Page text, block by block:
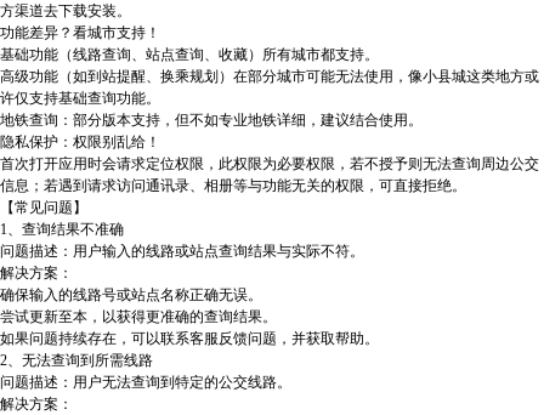
方渠道去下载安装。
功能差异？看城市支持！
基础功能（线路查询、站点查询、收藏）所有城市都支持。
高级功能（如到站提醒、换乘规划）在部分城市可能无法使用，像小县城这类地方或
许仅支持基础查询功能。
地铁查询：部分版本支持，但不如专业地铁详细，建议结合使用。
隐私保护：权限别乱给！
首次打开应用时会请求定位权限，此权限为必要权限，若不授予则无法查询周边公交
信息；若遇到请求访问通讯录、相册等与功能无关的权限，可直接拒绝。
【常见问题】
1、查询结果不准确
问题描述：用户输入的线路或站点查询结果与实际不符。
解决方案：
确保输入的线路号或站点名称正确无误。
尝试更新至本，以获得更准确的查询结果。
如果问题持续存在，可以联系客服反馈问题，并获取帮助。
2、无法查询到所需线路
问题描述：用户无法查询到特定的公交线路。
解决方案：